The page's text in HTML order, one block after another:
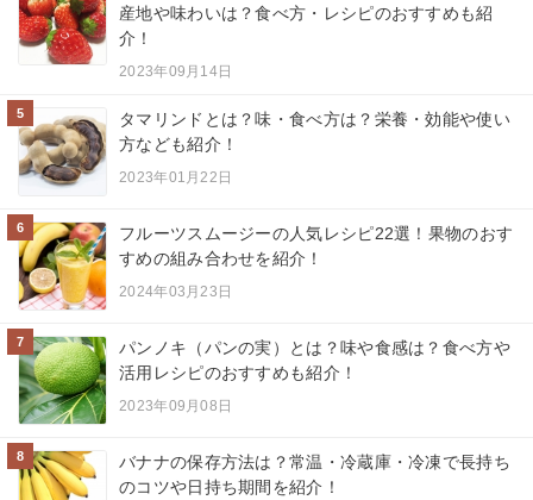
産地や味わいは？食べ方・レシピのおすすめも紹
介！
2023年09月14日
5
タマリンドとは？味・食べ方は？栄養・効能や使い
方なども紹介！
2023年01月22日
6
フルーツスムージーの人気レシピ22選！果物のおす
すめの組み合わせを紹介！
2024年03月23日
7
パンノキ（パンの実）とは？味や食感は？食べ方や
活用レシピのおすすめも紹介！
2023年09月08日
8
バナナの保存方法は？常温・冷蔵庫・冷凍で長持ち
のコツや日持ち期間を紹介！